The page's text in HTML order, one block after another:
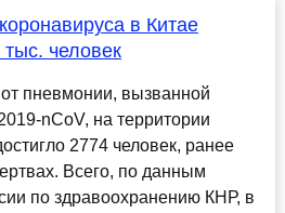
в Китае
человек
пневмонии, вызванной
nCoV, на территории
2774 человек, ранее
Всего, по данным
по здравоохранению КНР, в